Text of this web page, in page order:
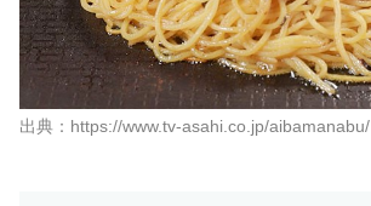
出典：https://www.tv-asahi.co.jp/aibamanabu/